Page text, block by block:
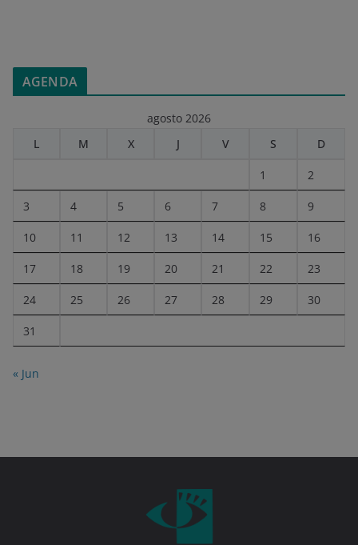
AGENDA
agosto 2026
L
M X J V S D
1 2
3 4 5 6 7 8 9
10 11 12 13 14 15 16
17 18 19 20 21 22 23
24 25 26 27 28 29 30
31
« Jun